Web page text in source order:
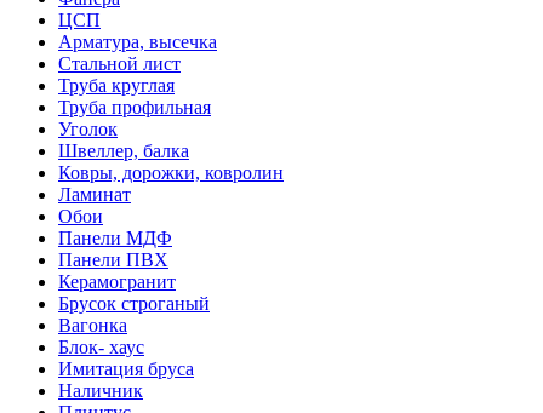
ЦСП
Арматура, высечка
Стальной лист
Труба круглая
Труба профильная
Уголок
Швеллер, балка
Ковры, дорожки, ковролин
Ламинат
Обои
Панели МДФ
Панели ПВХ
Керамогранит
Брусок строганый
Вагонка
Блок- хаус
Имитация бруса
Наличник